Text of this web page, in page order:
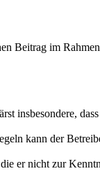
Beitrag im
insbesondere,
kann der
er nicht zur